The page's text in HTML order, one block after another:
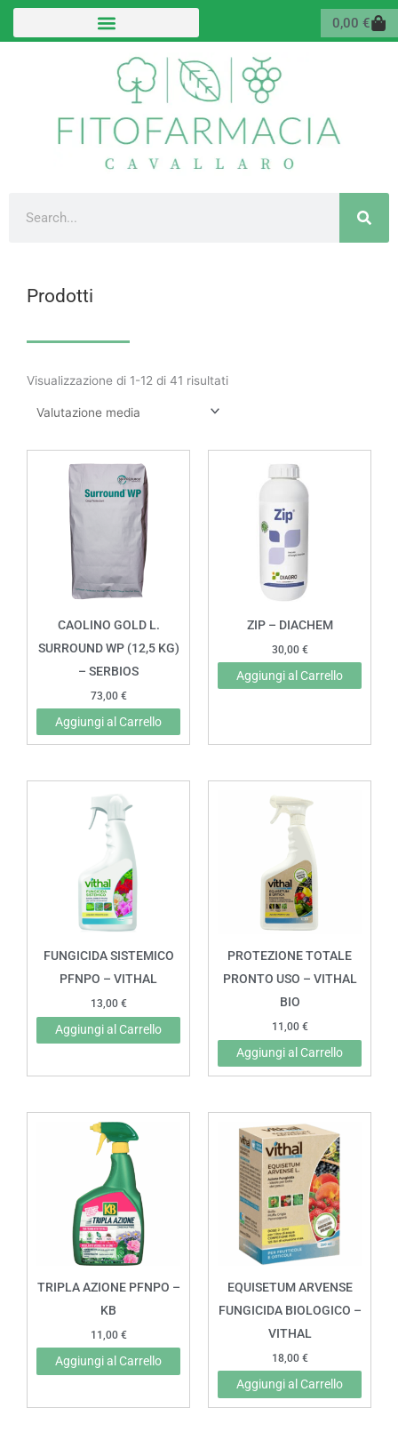
Vai
0,00 €
Prodotti
Visualizzazione di 1-12 di 41 risultatimedia
CAOLINO GOLD L.
SURROUND WP (12,5 KG)
– SERBIOS
73,00 €
Aggiungi al Carrello
ZIP – DIACHEM
30,00 €
Aggiungi al Carrello
FUNGICIDA SISTEMICO
PFNPO – VITHAL
13,00 €
Aggiungi al Carrello
PROTEZIONE TOTALE
PRONTO USO – VITHAL
BIO
11,00 €
Aggiungi al Carrello
TRIPLA AZIONE PFNPO –
KB
11,00 €
Aggiungi al Carrello
EQUISETUM ARVENSE
FUNGICIDA BIOLOGICO –
VITHAL
18,00 €
Aggiungi al Carrello